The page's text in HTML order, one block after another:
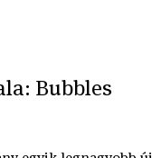
Bubbles